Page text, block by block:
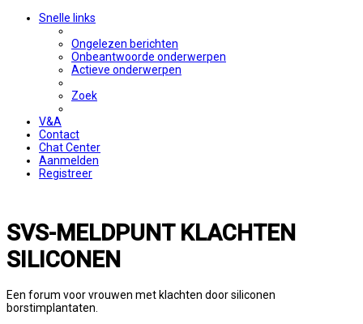
Snelle links
Ongelezen berichten
Onbeantwoorde onderwerpen
Actieve onderwerpen
Zoek
V&A
Contact
Chat Center
Aanmelden
Registreer
SVS-MELDPUNT KLACHTEN
SILICONEN
Een forum voor vrouwen met klachten door siliconen
borstimplantaten.